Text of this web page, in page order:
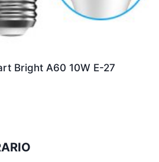
Bright A60 10W E-27